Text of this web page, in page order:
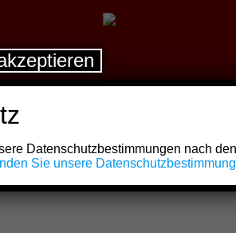
Datenschutzbestimmungen nach
Sie unsere